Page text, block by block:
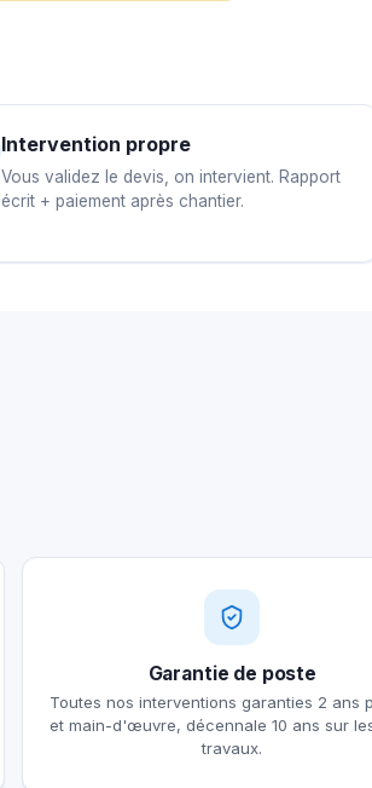
Intervention propre
Vous validez le devis, on intervient. Rapport
écrit + paiement après chantier.
Garantie de poste
Toutes nos interventions garanties 2 ans
et main-d'œuvre, décennale 10 ans sur
travaux.